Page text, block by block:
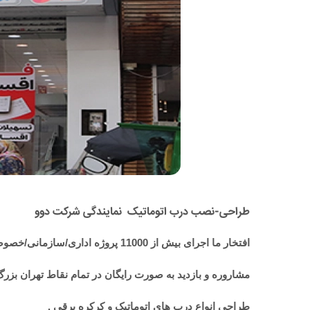
طراحی-نصب درب اتوماتیک نمایندگی شرکت دوو
افتخار ما اجرای بیش از 11000 پروژه اداری/سازمانی/خصوصی می باشد .
مشاروره و بازدید به صورت رایگان در تمام نقاط تهران
طراحی انواع درب های اتوماتیک و کرکره برقی .